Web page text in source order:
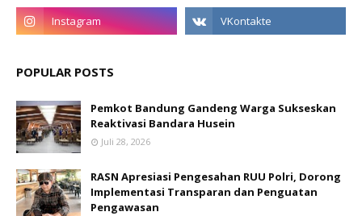
POPULAR POSTS
Pemkot Bandung Gandeng Warga Sukseskan
Reaktivasi Bandara Husein
Juli 28, 2026
RASN Apresiasi Pengesahan RUU Polri, Dorong
Implementasi Transparan dan Penguatan
Pengawasan